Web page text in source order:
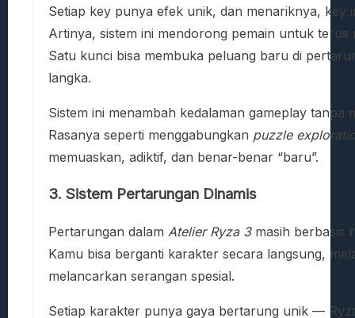
Setiap key punya efek unik, dan menariknya, key
Artinya, sistem ini mendorong pemain untuk terus
Satu kunci bisa membuka peluang baru di
langka.
Sistem ini menambah kedalaman gameplay tanpa
Rasanya seperti menggabungkan puzzle
memuaskan, adiktif, dan benar-benar “baru”.
3. Sistem Pertarungan Dinamis
Pertarungan dalam Atelier Ryza 3masih berbasis
Kamu bisa berganti karakter secara langsung,
melancarkan serangan spesial.
Setiap karakter punya gaya bertarung unik —